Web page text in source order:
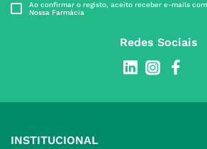
Ao confirmar o registo, aceito receber e-mails
Nossa Farmácia
Redes Sociais
INSTITUCIONAL